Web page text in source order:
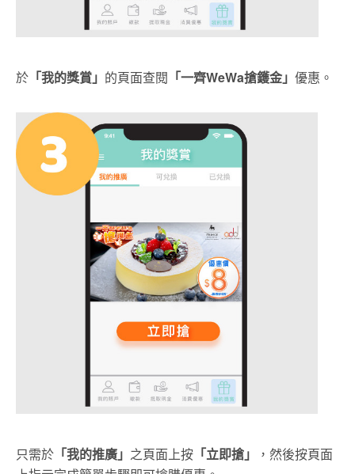
於 「我的獎賞」 的頁面查閱 「一齊WeWa搶鑊金」 優惠。
只需於 「我的推廣」 之頁面上按 「立即搶」
，然後按頁面